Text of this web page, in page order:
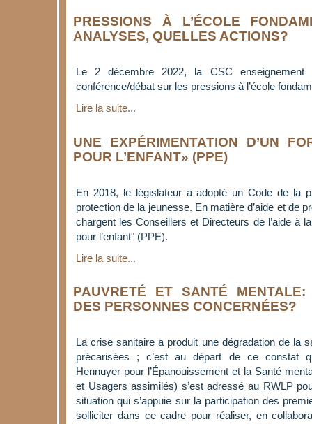
PRESSIONS À L’ÉCOLE
ANALYSES, QUELLES ACTIONS?
Le 2 décembre 2022, la CSC
conférence/débat sur les pressions à l’école
Lire la suite...
UNE EXPÉRIMENTATION D’UN
POUR L’ENFANT» (PPE)
En 2018, le législateur a adopté un Code de la
protection de la jeunesse. En matière d’aide et de
chargent les Conseillers et Directeurs de l’aide à
pour l’enfant" (PPE).
Lire la suite...
PAUVRETÉ ET SANTÉ
DES PERSONNES CONCERNÉES?
La crise sanitaire a produit une dégradation de la
précarisées ; c’est au départ de ce constat
Hennuyer pour l’Épanouissement et la Santé
et Usagers assimilés) s’est adressé au RWLP
situation qui s’appuie sur la participation des
solliciter dans ce cadre pour réaliser, en